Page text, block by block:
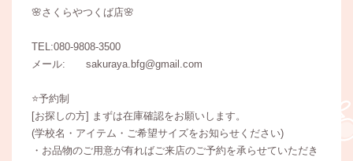
🌸さくらやつくば店🌸
TEL:080-9808-3500
メール: sakuraya.bfg@gmail.com
⭐️予約制
[お探しの方] まずは在庫確認をお願いします。
(学校名・アイテム・ご希望サイズをお知らせください)
・お品物のご用意が有ればご来店のご予約を承らせていただき